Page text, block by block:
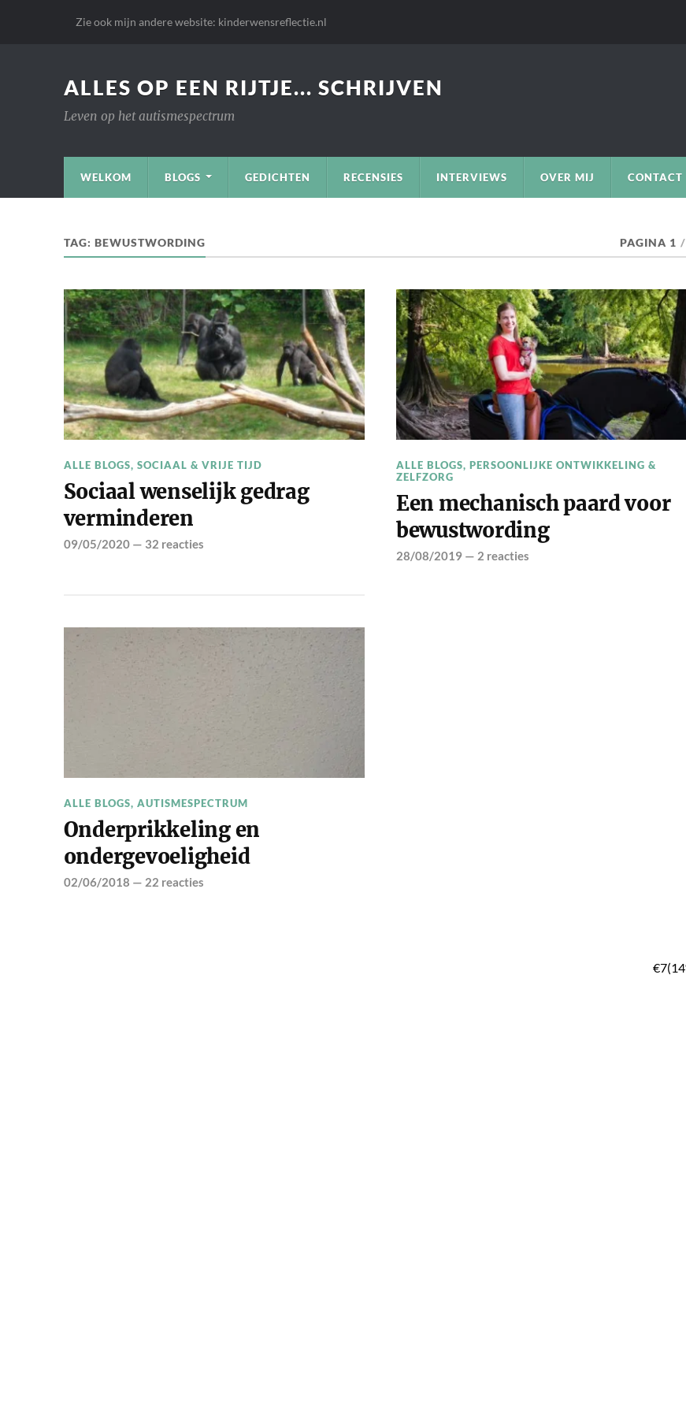
Zie ook mijn andere website: kinderwensreflectie.nl
ALLES OP EEN RIJTJE... SCHRIJVEN
Leven op het autismespectrum
WELKOM BLOGS GEDICHTEN RECENSIES INTERVIEWS OVER MIJ CONTACT
TAG: BEWUSTWORDING PAGINA 1 /
ALLE BLOGS, SOCIAAL & VRIJE TIJD
Sociaal wenselijk gedrag
verminderen
09/05/2020— 32 reacties
ALLE BLOGS, PERSOONLIJKE ONTWIKKELING &
ZELFZORG
Een mechanisch paard voor
bewustwording
28/08/2019— 2 reacties
ALLE BLOGS, AUTISMESPECTRUM
Onderprikkeling en
ondergevoeligheid
02/06/2018 — 22 reacties